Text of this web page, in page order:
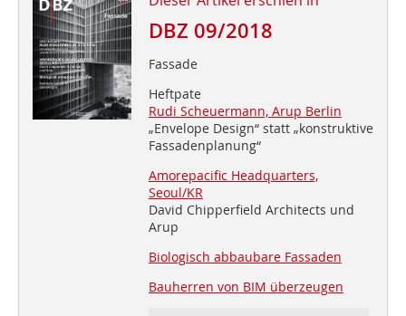
DBZ 09/2018
Fassade
Heftpate
Rudi Scheuermann, Arup Berlin
„Envelope Design“ statt „konstruktive
Fassadenplanung“
Amorepacific Headquarters,
Seoul/KR
David Chipperfield Architects und
Arup
Biologisch abbaubare Fassaden
Bauherren von BIM überzeugen